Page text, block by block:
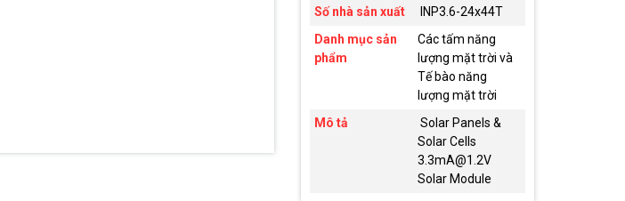
Số nhà sản xuất
INP3.6-24x44T
Danh mục sản
phẩm
Các tấm năng
lượng mặt trời và
Tế bào năng
lượng mặt trời
Mô tả
Solar Panels &
Solar Cells
3.3mA@1.2V
Solar Module